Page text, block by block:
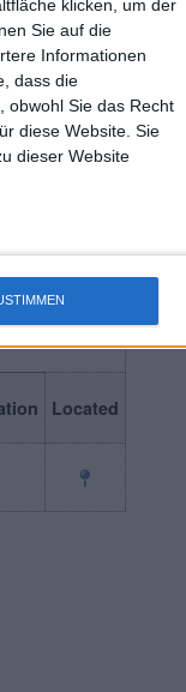
klicken, um der
Sie auf die
Informationen
dass die
obwohl Sie das Recht
diese Website. Sie
dieser Website
Located